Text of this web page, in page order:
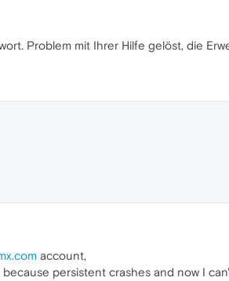
Problem mit Ihrer Hilfe gelöst, die
account,
persistent crashes and now I